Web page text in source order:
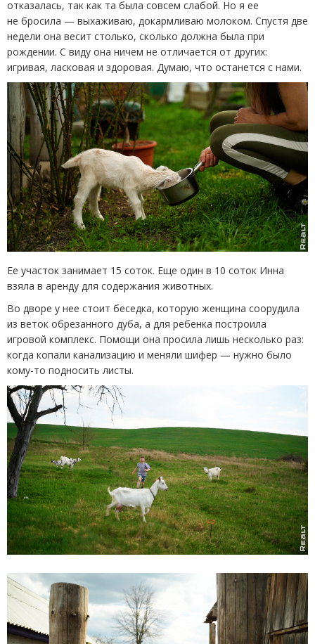
отказалась, так как та была совсем слабой. Но я ее
не бросила — выхаживаю, докармливаю молоком. Спустя две
недели она весит столько, сколько должна была при
рождении. С виду она ничем не отличается от других:
игривая, ласковая и здоровая. Думаю, что останется с нами.
Ее участок занимает 15 соток. Еще один в 10 соток Инна
взяла в аренду для содержания животных.
Во дворе у нее стоит беседка, которую женщина соорудила
из веток обрезанного дуба, а для ребенка построила
игровой комплекс. Помощи она просила лишь несколько раз:
когда копали канализацию и меняли шифер — нужно было
кому-то подносить листы.